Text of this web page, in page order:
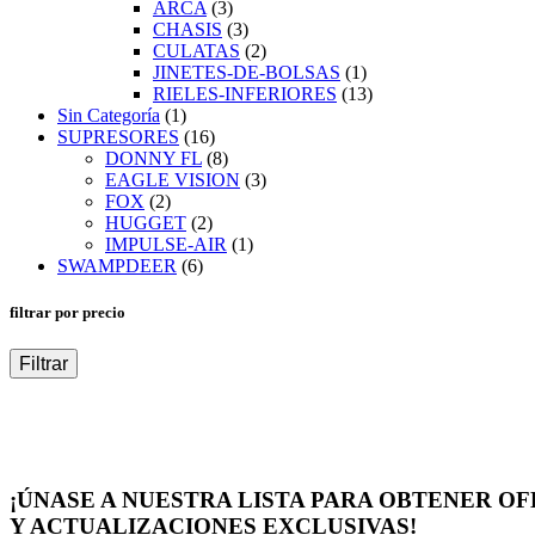
ARCA (3)
CHASIS (3)
CULATAS (2)
JINETES-DE-BOLSAS (1)
RIELES-INFERIORES (13)
Sin Categoría (1)
SUPRESORES (16)
DONNY FL (8)
EAGLE VISION (3)
FOX (2)
HUGGET (2)
IMPULSE-AIR (1)
SWAMPDEER (6)
filtrar por precio
Filtrar
¡ÚNASE A NUESTRA LISTA PARA OBTENER
Y ACTUALIZACIONES EXCLUSIVAS!